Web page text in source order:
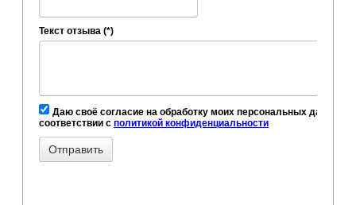
Текст отзыва (*)
Даю своё согласие на обработку моих персональных данных, в
соответствии с политикой конфиденциальности